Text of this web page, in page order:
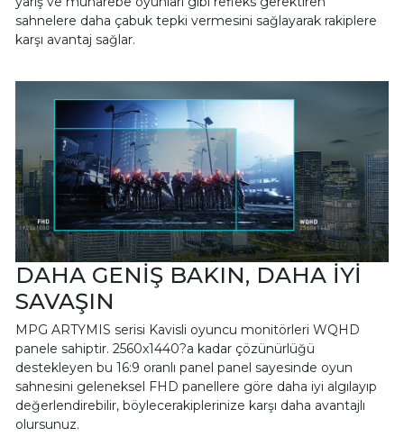
sahnelere daha çabuk tepki vermesini sağlayarak rakiplere
karşı avantaj sağlar.
DAHA GENİŞ BAKIN, DAHA İYİ
SAVAŞIN
MPG ARTYMIS serisi Kavisli oyuncu monitörleri WQHD
panele sahiptir. 2560x1440?a kadar çözünürlüğü
destekleyen bu 16:9 oranlı panel panel sayesinde oyun
sahnesini geleneksel FHD panellere göre daha iyi algılayıp
değerlendirebilir, böylecerakiplerinize karşı daha avantajlı
olursunuz.